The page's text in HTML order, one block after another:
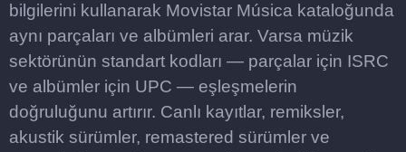
bilgilerini kullanarak Movistar Música kataloğunda
aynı parçaları ve albümleri arar. Varsa müzik
sektörünün standart kodları — parçalar için ISRC
ve albümler için UPC — eşleşmelerin
doğruluğunu artırır. Canlı kayıtlar, remiksler,
akustik sürümler, remastered sürümler ve